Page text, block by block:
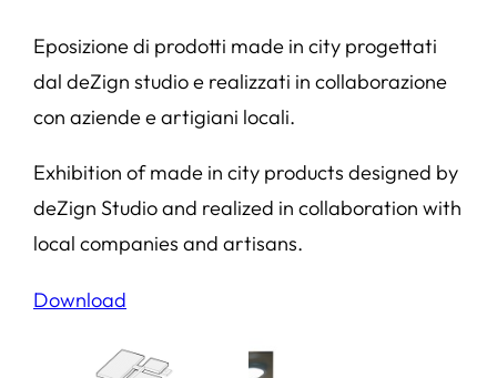
Eposizione di prodotti made in city progettati
dal deZign studio e realizzati in collaborazione
con aziende e artigiani locali.
Exhibition of made in city products designed by
deZign Studio and realized in collaboration with
local companies and artisans.
Download